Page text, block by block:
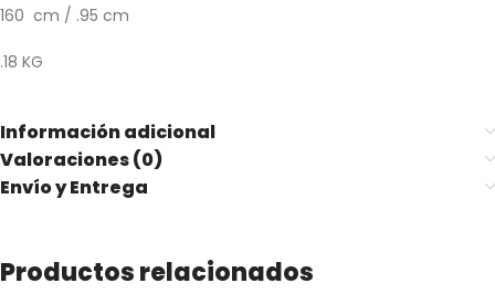
160 cm / .95 cm
.18 KG
Información adicional
Valoraciones (0)
Envío y Entrega
Productos relacionados